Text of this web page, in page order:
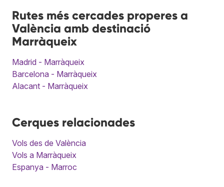
Rutes més cercades properes a
València amb destinació
Marràqueix
Madrid - Marràqueix
Barcelona - Marràqueix
Alacant - Marràqueix
Cerques relacionades
Vols des de València
Vols a Marràqueix
Espanya - Marroc